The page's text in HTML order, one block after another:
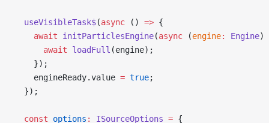
  useVisibleTask$
(async () => {
    await
initParticlesEngine(async (engine: Engine)
      await
loadFull (engine);
    });
    engineReady.value
= true;
  });
  const
options : ISourceOptions = {